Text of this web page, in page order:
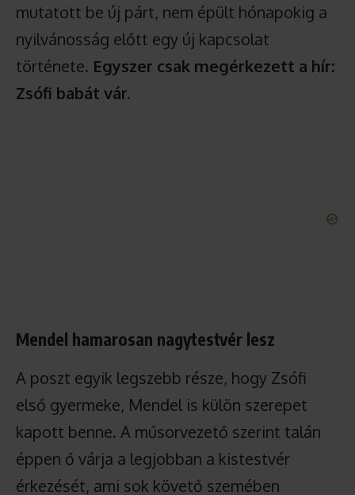
mutatott be új párt, nem épült hónapokig a
nyilvánosság előtt egy új kapcsolat
története. Egyszer csak megérkezett a hír:
Zsófi babát vár.
Mendel hamarosan nagytestvér lesz
A poszt egyik legszebb része, hogy Zsófi
első gyermeke, Mendel is külön szerepet
kapott benne. A műsorvezető szerint talán
éppen ő várja a legjobban a kistestvér
érkezését, ami sok követő szemében